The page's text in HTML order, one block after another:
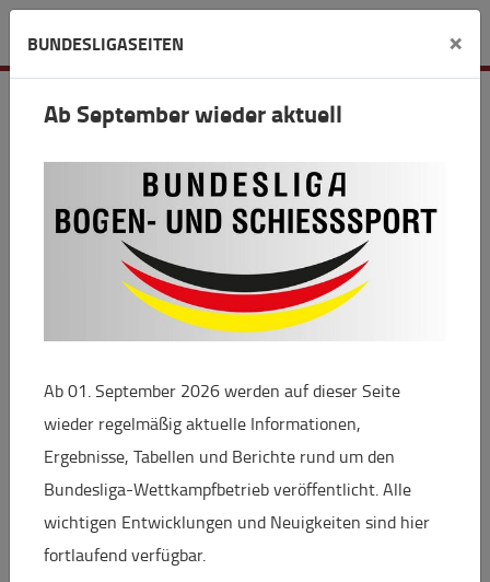
Verein
SV Kriftel
Auf d. Hohlmauer 5
65830 Kriftel
+
BUNDESLIGASEITEN ×
Ab September wieder aktuell
Ab 01. September 2026 werden auf dieser Seite
wieder regelmäßig aktuelle Informationen,
Ergebnisse, Tabellen und Berichte rund um den
Bundesliga-Wettkampfbetrieb veröffentlicht. Alle
wichtigen Entwicklungen und Neuigkeiten sind hier
fortlaufend verfügbar.